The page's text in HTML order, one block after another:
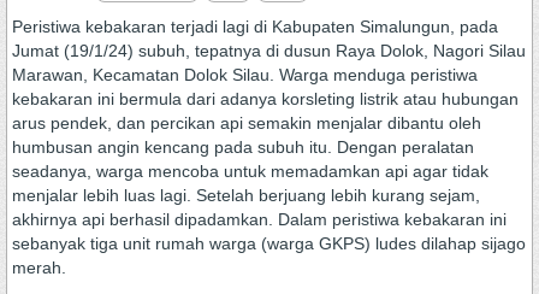
Peristiwa kebakaran terjadi lagi di Kabupaten Simalungun, pada
Jumat (19/1/24) subuh, tepatnya di dusun Raya Dolok, Nagori Silau
Marawan, Kecamatan Dolok Silau. Warga menduga peristiwa
kebakaran ini bermula dari adanya korsleting listrik atau hubungan
arus pendek, dan percikan api semakin menjalar dibantu oleh
humbusan angin kencang pada subuh itu. Dengan peralatan
seadanya, warga mencoba untuk memadamkan api agar tidak
menjalar lebih luas lagi. Setelah berjuang lebih kurang sejam,
akhirnya api berhasil dipadamkan. Dalam peristiwa kebakaran ini
sebanyak tiga unit rumah warga (warga GKPS) ludes dilahap sijago
merah.